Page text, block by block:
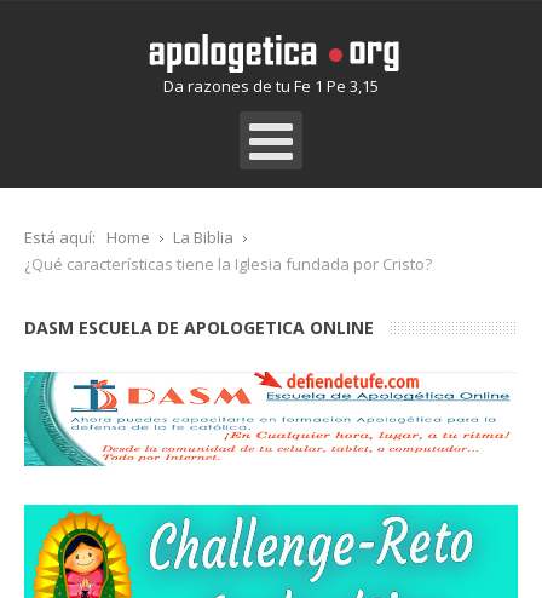
Da razones de tu Fe 1 Pe 3,15
Está aquí: Home
La Biblia
¿Qué características tiene la Iglesia fundada por Cristo?
DASM ESCUELA DE APOLOGETICA ONLINE